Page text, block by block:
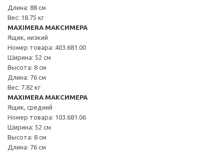
Длина: 88 см
Вес: 18.75 кг
MAXIMERA МАКСИМЕРА
Ящик, низкий
Номер товара: 403.681.00
Ширина: 52 см
Высота: 8 см
Длина: 76 см
Вес: 7.82 кг
MAXIMERA МАКСИМЕРА
Ящик, средний
Номер товара: 103.681.06
Ширина: 52 см
Высота: 8 см
Длина: 76 см